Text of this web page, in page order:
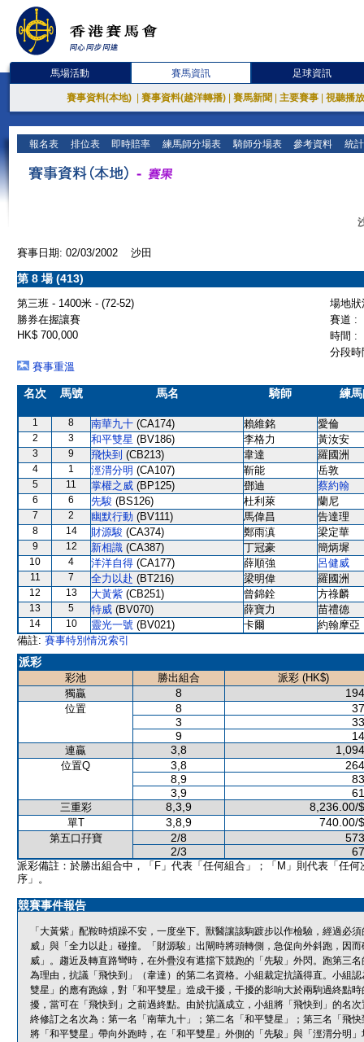
馬場活動 賽馬資訊 足球資訊
賽事資料(本地) 賽事資料(越洋轉播) 賽馬新聞 主要賽事 視聽播
報名表 排位表 即時賠率 練馬師分場表 騎師分場表 參考資料 統
賽事日期: 02/03/2002 沙田
第 8 場 (413)
第三班 - 1400米 - (72-52)
場地
勝券在握讓賽
賽道 :
HK$ 700,000
時間 :
分段
賽事重溫
名次 馬號 馬名 騎師 練
1 8 南華九十 (CA174) 賴維銘 愛倫
2 3 和平雙星 (BV186) 李格力 黃汝安
3 9 飛快到 (CB213) 韋達 羅國洲
4 1 涇渭分明 (CA107) 靳能 岳敦
5 11 掌權之威 (BP125) 鄧迪 蔡約翰
6 6 先駿 (BS126) 杜利萊 蘭尼
7 2 幽默行動 (BV111) 馬偉昌 告達理
8 14 財源駿 (CA374) 鄭雨滇 梁定華
9 12 新相識 (CA387) 丁冠豪 簡炳墀
10 4 洋洋自得 (CA177) 薛順強 呂健威
11 7 全力以赴 (BT216) 梁明偉 羅國洲
12 13 大黃紫 (CB251) 曾錦銓 方祿麟
13 5 特威 (BV070) 薛寶力 苗禮德
14 10 靈光一號 (BV021) 卡爾
約翰摩亞
備註: 賽事特別情況索引
派彩
彩池 勝出組合
派彩 (HK$)
獨贏
8
位置 8
3
9
連贏 3,8
位置Q 3,8
8,9
3,9
三重彩 8,3,9 8,236.00/
單T 3,8,9 740.00/
第五口孖寶 2/8
2/3
派彩備註：於勝出組合中，「F」代表「任何組合」；「M」則代表「任何
序」。
競賽事件報告
「大黃紫」配鞍時煩躁不安，一度坐下。獸醫讓該駒踱步以作檢驗，經過必
威」與「全力以赴」碰撞。「財源駿」出閘時將頭轉側，急促向外斜跑，因
威」。趨近及轉直路彎時，在外疊沒有遮擋下競跑的「先駿」外閃。跑第三
為理由，抗議「飛快到」（韋達）的第二名資格。小組裁定抗議得直。小組
雙星」的應有跑線，對「和平雙星」造成干擾，干擾的影响大於兩駒過終點
擾，當可在「飛快到」之前過終點。由於抗議成立，小組將「飛快到」的名
終修訂之名次為：第一名「南華九十」；第二名「和平雙星」；第三名「飛
將「和平雙星」帶向外跑時，在「和平雙星」外側的「先駿」與「涇渭分明